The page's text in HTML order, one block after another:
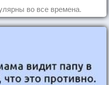
во все времена.